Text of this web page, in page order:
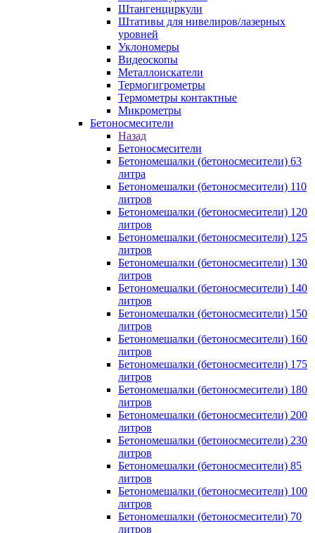
Штангенциркули
Штативы для нивелиров/лазерных
уровней
Уклономеры
Видеоскопы
Металлоискатели
Термогигрометры
Термометры контактные
Микрометры
Бетоносмесители
Назад
Бетоносмесители
Бетономешалки (бетоносмесители) 63
литра
Бетономешалки (бетоносмесители) 110
литров
Бетономешалки (бетоносмесители) 120
литров
Бетономешалки (бетоносмесители) 125
литров
Бетономешалки (бетоносмесители) 130
литров
Бетономешалки (бетоносмесители) 140
литров
Бетономешалки (бетоносмесители) 150
литров
Бетономешалки (бетоносмесители) 160
литров
Бетономешалки (бетоносмесители) 175
литров
Бетономешалки (бетоносмесители) 180
литров
Бетономешалки (бетоносмесители) 200
литров
Бетономешалки (бетоносмесители) 230
литров
Бетономешалки (бетоносмесители) 85
литров
Бетономешалки (бетоносмесители) 100
литров
Бетономешалки (бетоносмесители) 70
литров